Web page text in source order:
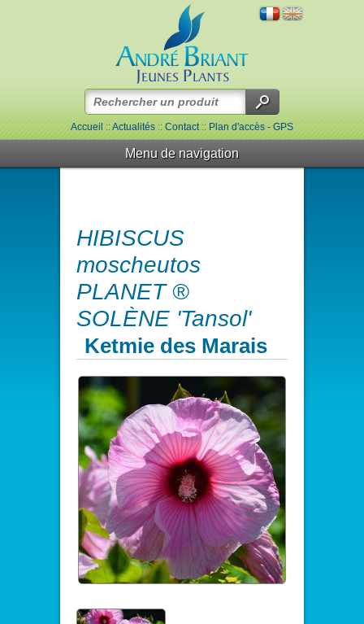
Accueil::Actualités::Contact::Plan d'accès - GPS
Menu de navigation
HIBISCUS
moscheutos
PLANET ®
SOLÈNE 'Tansol'
Ketmie des Marais